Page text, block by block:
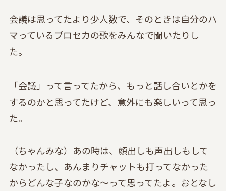
会議は思ってたより少人数で、そのときは自分のハ
マっているプロセカの歌をみんなで聞いたりし
た。
「会議」って言ってたから、もっと話し合いとかを
するのかと思ってたけど、意外にも楽しいって思っ
た。
（ちゃんみな）あの時は、顔出しも声出しもして
なかったし、あんまりチャットも打ってなかった
からどんな子なのかな〜って思ってたよ。おとなし